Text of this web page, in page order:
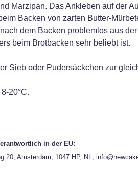
Marzipan. Das Ankleben auf der
Backen von zarten Butter-
dem Backen problemlos aus
beim Brotbacken sehr beliebt ist.
Sieb oder Pudersäckchen zur
20°C.
in der EU:
20, Amsterdam, 1047 HP, NL,